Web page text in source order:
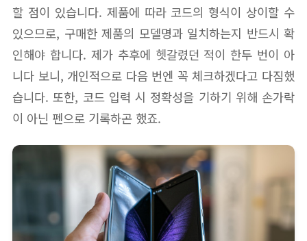
할 점이 있습니다. 제품에 따라 코드의 형식이 상이할 수
있으므로, 구매한 제품의 모델명과 일치하는지 반드시 확
인해야 합니다. 제가 추후에 헷갈렸던 적이 한두 번이 아
니다 보니, 개인적으로 다음 번엔 꼭 체크하겠다고 다짐했
습니다. 또한, 코드 입력 시 정확성을 기하기 위해 손가락
이 아닌 펜으로 기록하곤 했죠.